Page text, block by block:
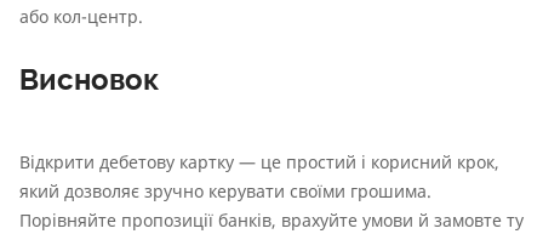
або кол-центр.
Висновок
Відкрити дебетову картку — це простий і корисний крок,
який дозволяє зручно керувати своїми грошима.
Порівняйте пропозиції банків, врахуйте умови й замовте ту